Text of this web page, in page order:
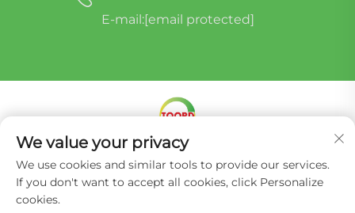
E-mail:[email protected]
Copyright © Miracle Oruide (guangzhou) Auto
Parts Remanufacturing Co., Ltd. - Privacybeleid
We value your privacy
We use cookies and similar tools to provide our services.
If you don't want to accept all cookies, click Personalize
cookies.